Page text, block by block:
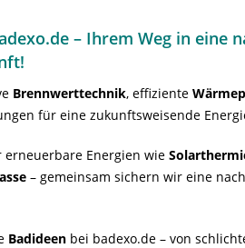
– Ihrem Weg in eine
Brennwerttechnik, effiziente
für eine zukunftsweisende
Energien wie
– gemeinsam sichern wir eine
Badideen bei badexo.de – von